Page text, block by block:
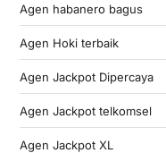
Agen habanero bagus
Agen Hoki terbaik
Agen Jackpot Dipercaya
Agen Jackpot telkomsel
Agen Jackpot XL